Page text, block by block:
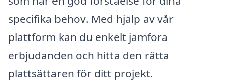
specifika behov. Med hjälp av vår
plattform kan du enkelt jämföra
erbjudanden och hitta den rätta
plattsättaren för ditt projekt.